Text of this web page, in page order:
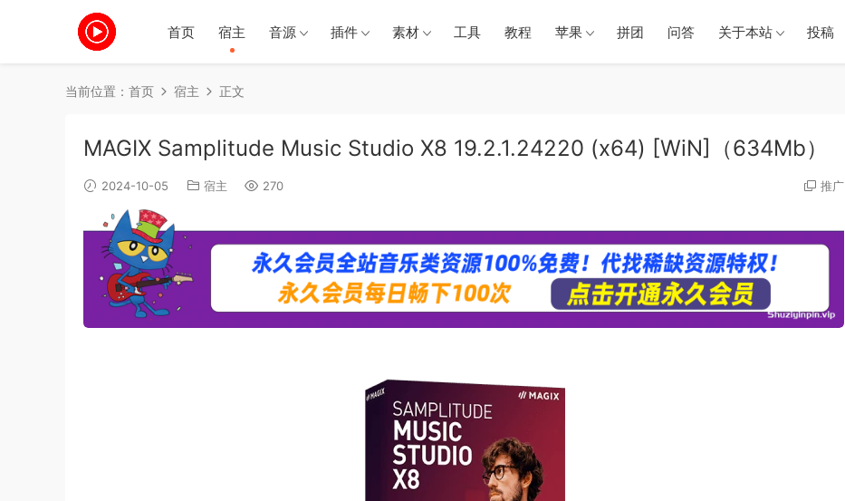
首页 宿主 音源 插件 素材 工具 教程 苹果 拼团 问答 关于本站 投稿
当前位置： 首页 宿主 正文
MAGIX Samplitude Music Studio X8 19.2.1.24220 (x64) [WiN]（634Mb）
2024-10-05 宿主 270 推广